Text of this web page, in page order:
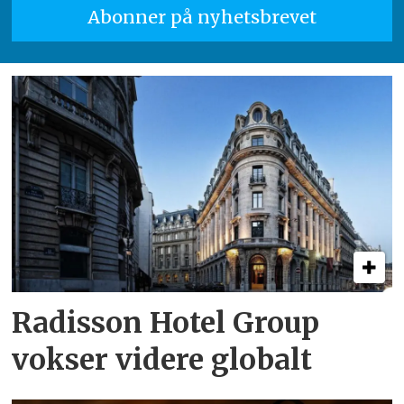
Radisson Hotel Group
vokser videre globalt